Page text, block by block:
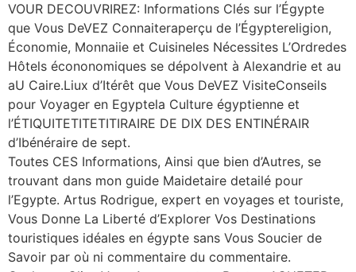
VOUR DECOUVRIREZ: Informations Clés sur l’Égypte
que Vous DeVEZ Connaiteraperçu de l’Égyptereligion,
Économie, Monnaiie et Cuisineles Nécessites L’Ordredes
Hôtels écononomiques se dépolvent à Alexandrie et au
aU Caire.Liux d’Itérêt que Vous DeVEZ VisiteConseils
pour Voyager en Egyptela Culture égyptienne et
l’ÉTIQUITETITETITIRAIRE DE DIX DES ENTINÉRAIR
d’Ibénéraire de sept.
Toutes CES Informations, Ainsi que bien d’Autres, se
trouvant dans mon guide Maidetaire detailé pour
l’Egypte. Artus Rodrigue, expert en voyages et touriste,
Vous Donne La Liberté d’Explorer Vos Destinations
touristiques idéales en égypte sans Vous Soucier de
Savoir par où ni commentaire du commentaire.